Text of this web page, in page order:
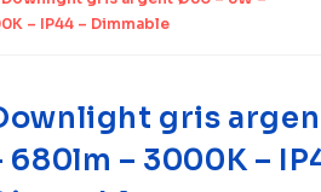
– IP44 – Dimmable
gris
680lm – 3000K –